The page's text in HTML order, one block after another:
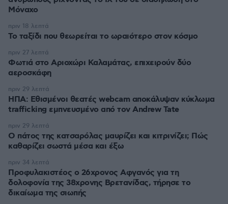
Μόναχο
Το ταξίδι που θεωρείται το ωραιότερο στον κόσμο
πριν 18 λεπτά
Φωτιά στο Αριοχώρι Καλαμάτας, επιχειρούν δύο
αεροσκάφη
πριν 27 λεπτά
ΗΠΑ: Εθισμένοι θεατές webcam αποκάλυψαν κύκλωμα
trafficking εμπνευσμένο από τον Andrew Tate
πριν 29 λεπτά
Ο πάτος της κατσαρόλας μαυρίζει και κιτρινίζει; Πώς
καθαρίζει σωστά μέσα και έξω
πριν 29 λεπτά
Προφυλακιστέος ο 26χρονος Αφγανός για τη
δολοφονία της 38χρονης Βρετανίδας, τήρησε το
δικαίωμα της σιωπής
πριν 34 λεπτά